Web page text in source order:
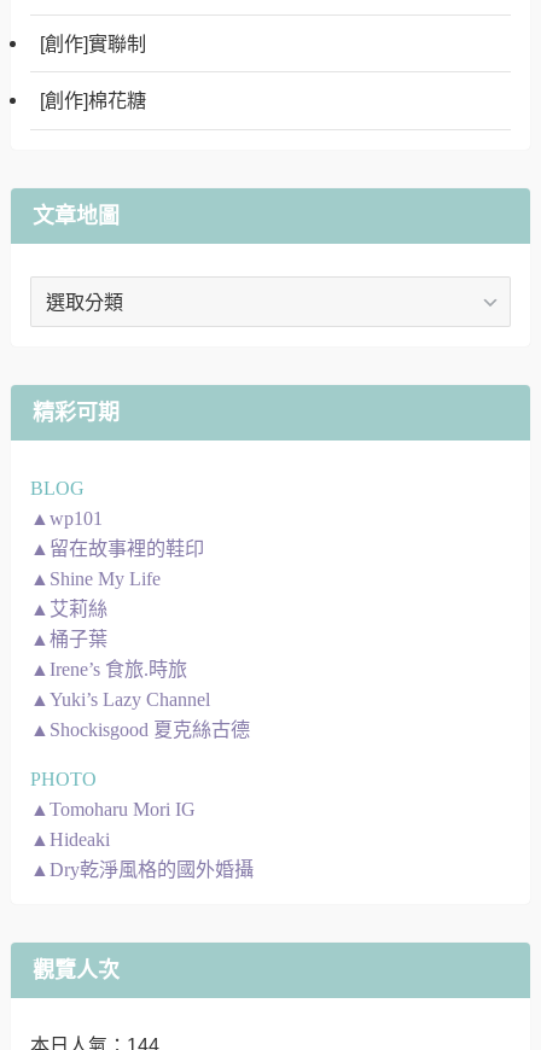
[創作]實聯制
[創作]棉花糖
文章地圖
文
精彩可期
BLOG
▲wp101
▲留在故事裡的鞋印
▲Shine My Life
▲艾莉絲
▲桶子葉
▲Irene’s 食旅.時旅
▲Yuki’s Lazy Channel
▲Shockisgood 夏克絲古德
PHOTO
▲Tomoharu Mori IG
▲Hideaki
▲Dry乾淨風格的國外婚攝
觀覽人次
本日人氣：144